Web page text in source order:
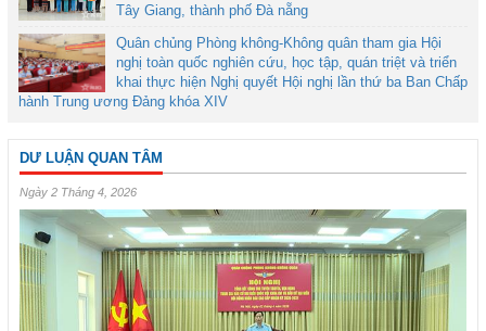
Tây Giang, thành phố Đà nẵng
Quân chủng Phòng không-Không quân tham gia Hội
nghị toàn quốc nghiên cứu, học tập, quán triệt và triển
khai thực hiện Nghị quyết Hội nghị lần thứ ba Ban Chấp
hành Trung ương Đảng khóa XIV
DƯ LUẬN QUAN TÂM
Ngày 2 Tháng 4, 2026